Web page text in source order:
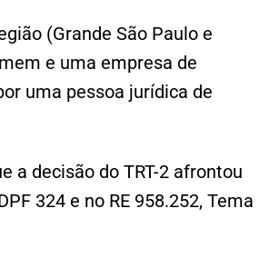
(Grande São Paulo e
e uma empresa de
uma pessoa jurídica de
a decisão do TRT-2 afrontou
324 e no RE 958.252, Tema